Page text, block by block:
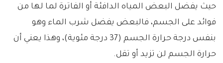
حيث يفضل البعض المياه الدافئة أو الفاترة لما لها من
فوائد على الجسم، فالبعض يفضل شرب الماء وهو
بنفس درجة حرارة الجسم (37 درجة مئوية)، وهذا يعني أن
حرارة الجسم لن تزيد أو تقل.